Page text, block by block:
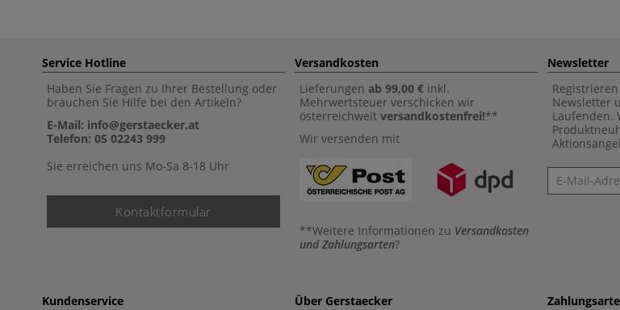
Service Hotline
Haben Sie Fragen zu Ihrer Bestellung oder
brauchen Sie Hilfe bei den Artikeln?
E-Mail: info@gerstaecker.at
Telefon: 05 02243 999
Sie erreichen uns Mo-Sa 8-18 Uhr
Kontaktformular
Versandkosten
Lieferungen ab 99,00 € inkl.
Mehrwertsteuer verschicken wir
österreichweit versandkostenfrei!**
Wir versenden mit
**Weitere Informationen zu Versandkosten
und Zahlungsarten?
Newsletter
Newsletter
Laufenden.
Newsletter
Kundenservice Über Gerstaecker